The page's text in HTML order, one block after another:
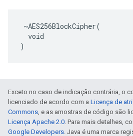
~AES256BlockCipher(
  void
)
Exceto no caso de indicação contrária, o
licenciado de acordo com a Licença de
Commons, e as amostras de código são
Licença Apache 2.0. Para mais detalhes,
Google Developers. Java é uma marca